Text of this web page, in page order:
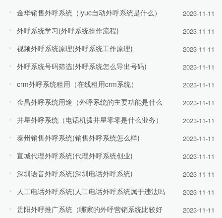
金华销售外呼系统（lyuc自动外呼系统是什么） 2023-11-11
外呼系统学习(外呼系统操作流程) 2023-11-11
视频外呼系统原理(外呼系统工作原理) 2023-11-11
外呼系统号码筛选(外呼系统怎么导出号码) 2023-11-11
crm外呼系统租用（在线租用crm系统） 2023-11-11
金昌外呼系统用途（外呼系统的主要功能是什么 2023-11-11
井星外呼系统（电话机拨井星零零是什么业务） 2023-11-11
泰州销售外呼系统(销售外呼系统怎么样) 2023-11-11
宣城代理外呼系统(代理外呼系统创业) 2023-11-11
深圳语音外呼系统(深圳电话外呼系统) 2023-11-11
人工电话外呼系统(人工电话外呼系统属于违法吗 2023-11-11
贵阳外呼推广系统（哪家的外呼营销系统比较好 2023-11-11